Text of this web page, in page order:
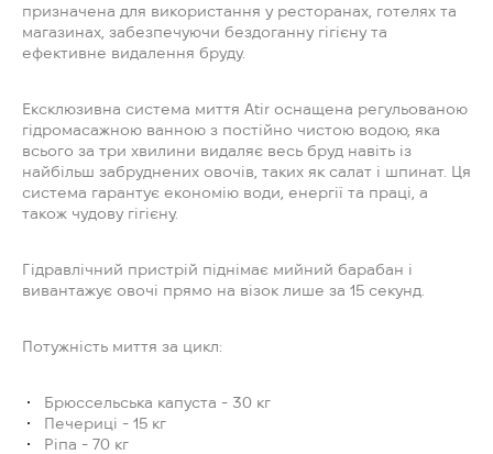
призначена для використання у ресторанах, готелях та
магазинах, забезпечуючи бездоганну гігієну та
ефективне видалення бруду.
Ексклюзивна система миття Atir оснащена регульованою
гідромасажною ванною з постійно чистою водою, яка
всього за три хвилини видаляє весь бруд навіть із
найбільш забруднених овочів, таких як салат і шпинат. Ця
система гарантує економію води, енергії та праці, а
також чудову гігієну.
Гідравлічний пристрій піднімає мийний барабан і
вивантажує овочі прямо на візок лише за 15 секунд.
Потужність миття за цикл:
Брюссельська капуста - 30 кг
Печериці - 15 кг
Ріпа - 70 кг